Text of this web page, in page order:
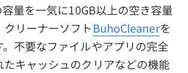
量を一気に10GB以上の空き容量
リーナーソフトBuhoCleanerを
。不要なファイルやアプリの完全
キャッシュのクリアなどの機能